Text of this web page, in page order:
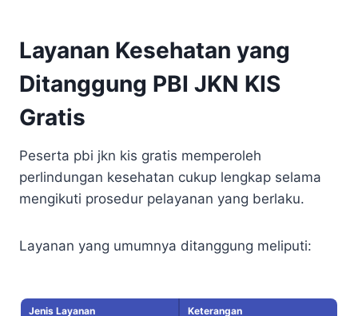
Layanan Kesehatan yang
Ditanggung PBI JKN KIS
Gratis
Peserta pbi jkn kis gratis memperoleh
perlindungan kesehatan cukup lengkap selama
mengikuti prosedur pelayanan yang berlaku.
Layanan yang umumnya ditanggung meliputi:
Jenis Layanan Keterangan